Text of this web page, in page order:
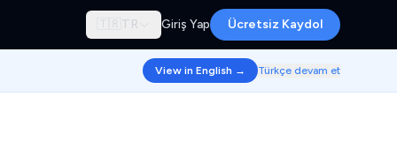
🇹🇷 TR Giriş Yap Ücretsiz Kaydol
View in English → Türkçe devam et